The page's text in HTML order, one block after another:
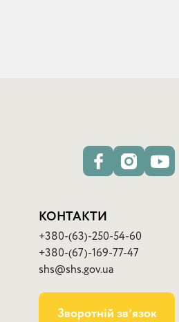
КОНТАКТИ
+380-(63)-250-54-60
+380-(67)-169-77-47
shs@shs.gov.ua
Зворотній звʼязок